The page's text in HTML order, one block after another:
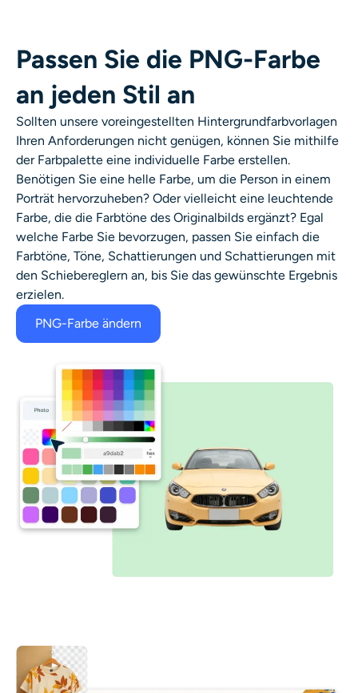
Passen Sie die PNG-Farbe
an jeden Stil an
Sollten unsere voreingestellten Hintergrundfarbvorlagen
Ihren Anforderungen nicht genügen, können Sie mithilfe
der Farbpalette eine individuelle Farbe erstellen.
Benötigen Sie eine helle Farbe, um die Person in einem
Porträt hervorzuheben? Oder vielleicht eine leuchtende
Farbe, die die Farbtöne des Originalbilds ergänzt? Egal
welche Farbe Sie bevorzugen, passen Sie einfach die
Farbtöne, Töne, Schattierungen und Schattierungen mit
den Schiebereglern an, bis Sie das gewünschte Ergebnis
erzielen.
PNG-Farbe ändern